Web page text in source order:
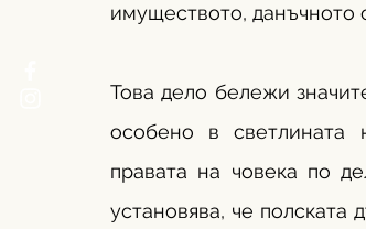
имуществото, данъчното
Това дело бележи
особено в светлината
правата на човека по
установява, че